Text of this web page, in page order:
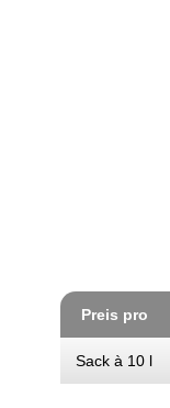
Preis pro
Sack à 10 l